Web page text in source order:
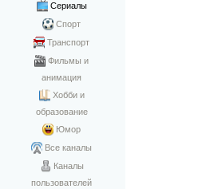
Сериалы
Спорт
Транспорт
Фильмы и
анимация
Хобби и
образование
Юмор
Все каналы
Каналы
пользователей